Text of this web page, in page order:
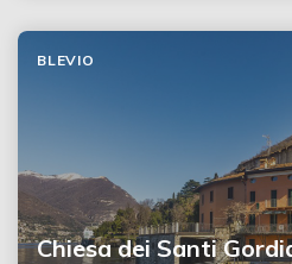
Chiesa dei Santi
BLEVIO